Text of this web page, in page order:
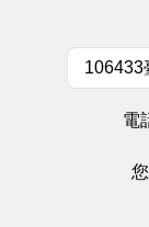
106433
電